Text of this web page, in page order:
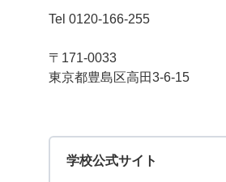
Tel 0120-166-255
〒171-0033
東京都豊島区高田3-6-15
学校公式サイト